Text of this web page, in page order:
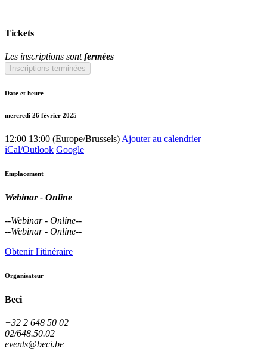
Tickets
Les inscriptions sontfermées
Inscriptions terminées
Date et heure
mercredi 26 février 2025
12:00 13:00 (Europe/Brussels) Ajouter au calendrier
iCal/Outlook Google
Emplacement
Webinar - Online
--Webinar - Online--
--Webinar - Online--
Obtenir l'itinéraire
Organisateur
Beci
+32 2 648 50 02
02/648.50.02
events@beci.be